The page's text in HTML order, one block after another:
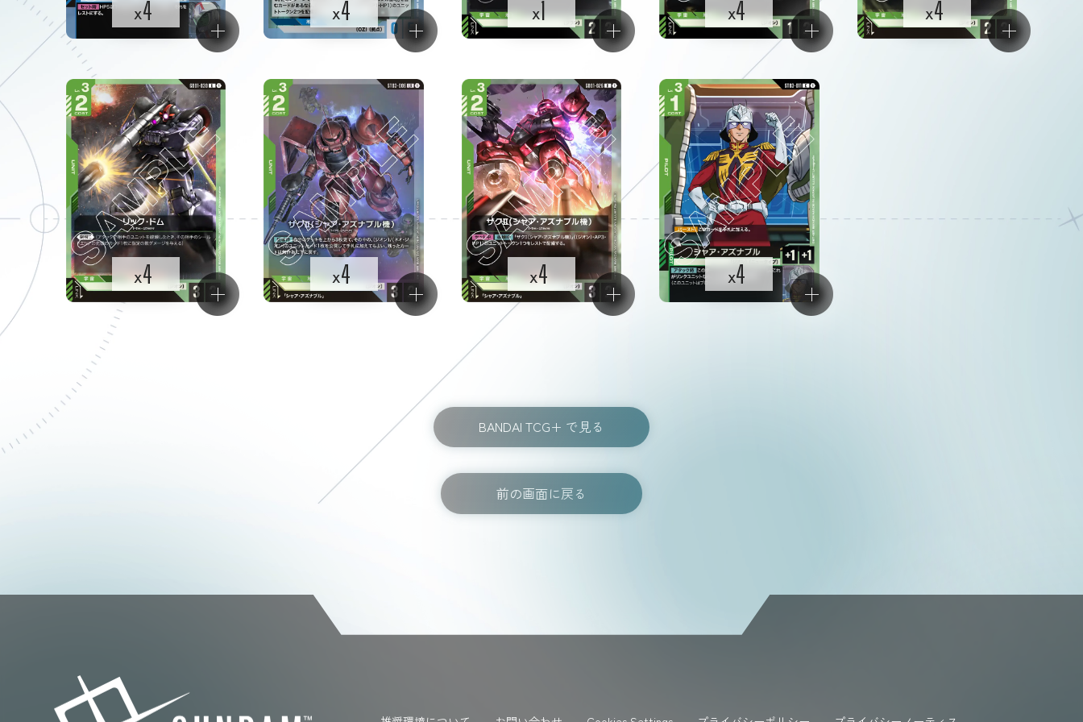
x4 x4 x1 x4 x4
x4 x4 x4 x4
BANDAI TCG+ で見る
前の画面に戻る